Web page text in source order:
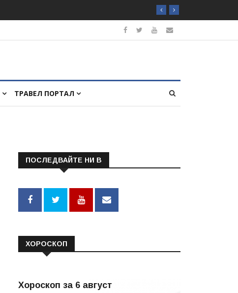
ТРАВЕЛ ПОРТАЛ
ПОСЛЕДВАЙТЕ НИ В
ХОРОСКОП
Хороскоп за 6 август